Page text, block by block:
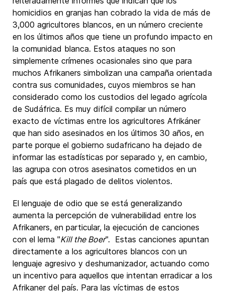
homicidios en granjas han cobrado la vida de más de
3,000 agricultores blancos, en un número creciente
en los últimos años que tiene un profundo impacto en
la comunidad blanca. Estos ataques no son
simplemente crímenes ocasionales sino que para
muchos Afrikaners simbolizan una campaña orientada
contra sus comunidades, cuyos miembros se han
considerado como los custodios del legado agrícola
de Sudáfrica. Es muy difícil compilar un número
exacto de víctimas entre los agricultores Afrikáner
que han sido asesinados en los últimos 30 años, en
parte porque el gobierno sudafricano ha dejado de
informar las estadísticas por separado y, en cambio,
las agrupa con otros asesinatos cometidos en un
país que está plagado de delitos violentos.
El lenguaje de odio que se está generalizando
aumenta la percepción de vulnerabilidad entre los
Afrikaners, en particular, la ejecución de canciones
con el lema "Kill the Boer". Estas canciones apuntan
directamente a los agricultores blancos con un
lenguaje agresivo y deshumanizador, actuando como
un incentivo para aquellos que intentan erradicar a los
Afrikaner del país. Para las víctimas de estos